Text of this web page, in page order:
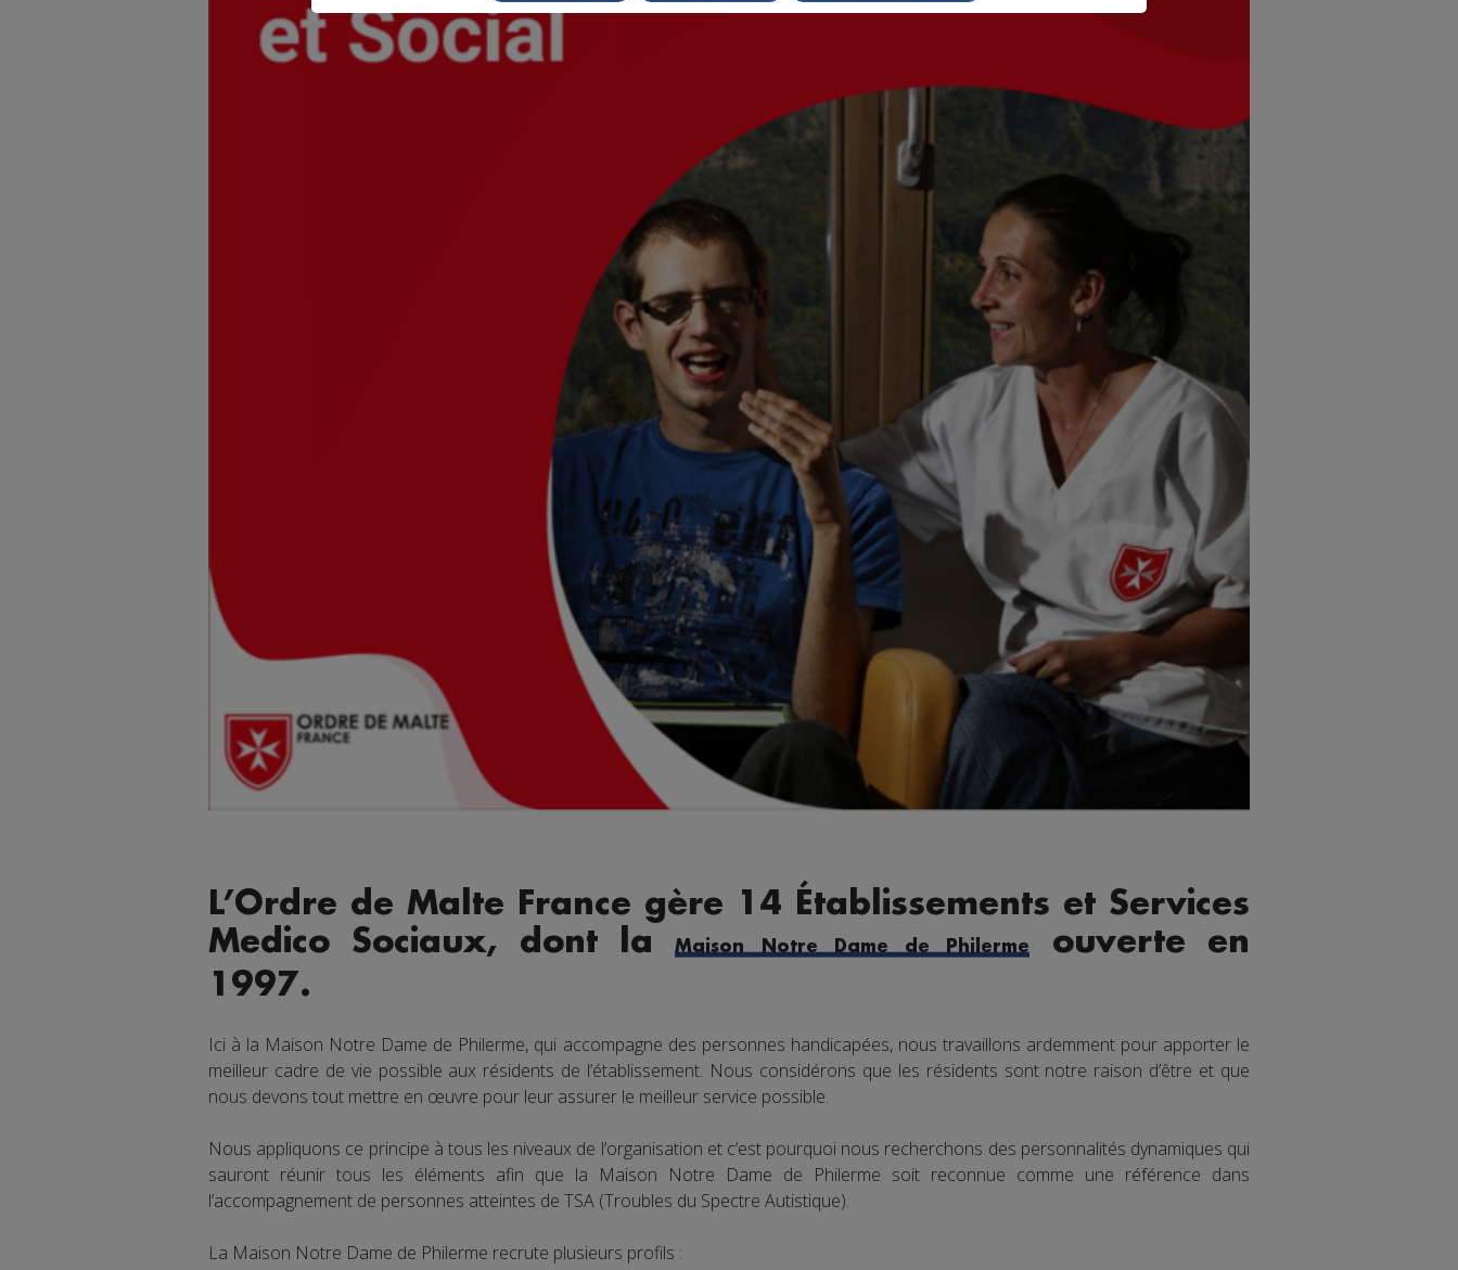
L’Ordre de Malte France gère 14 Établissements et Services
Medico Sociaux, dont laMaison Notre Dame de Philerme
ouverte en
1997.
Ici à la Maison Notre Dame de Philerme, qui accompagne des personnes handicapées, nous travaillons ardemment pour apporter le
meilleur cadre de vie possible aux résidents de l’établissement. Nous considérons que les résidents sont notre raison d’être et que
nous devons tout mettre en œuvre pour leur assurer le meilleur service possible.
Nous appliquons ce principe à tous les niveaux de l’organisation et c’est pourquoi nous recherchons des personnalités dynamiques qui
sauront réunir tous les éléments afin que la Maison Notre Dame de Philerme soit reconnue comme une référence dans
l’accompagnement de personnes atteintes de TSA (Troubles du Spectre Autistique).
La Maison Notre Dame de Philerme recrute plusieurs profils :